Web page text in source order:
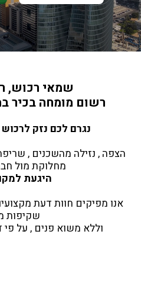
שמאי רכוש,
רשום מומחה בכיר
נגרם לכם נזק
מחלוקת מול
היגעת
שקיפות
וללא משוא פנים , על